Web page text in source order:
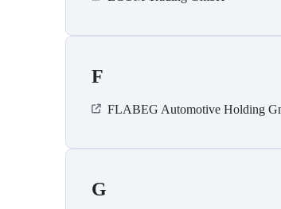
F
FLABEG Automotive Holding
G